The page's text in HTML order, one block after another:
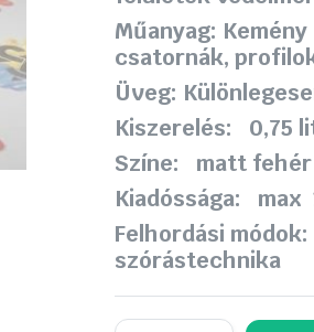
Műanyag:
csatornák,
Üveg:
Kiszerelés: 0,75
Színe: matt fehér
Kiadóssága: max
Felhordási
szórástechnika